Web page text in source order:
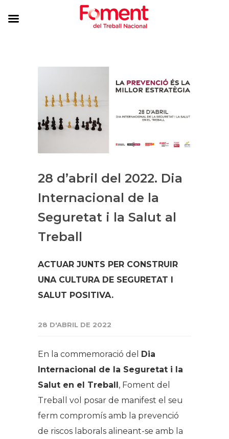
28 d’abril del 2022. Dia
Internacional de la
Seguretat i la Salut al
Treball
ACTUAR JUNTS PER CONSTRUIR
UNA CULTURA DE SEGURETAT I
SALUT POSITIVA.
28 D'ABRIL DE 2022
En la commemoració del Dia
Internacional de la Seguretat i la
Salut en el Treball, Foment del
Treball vol posar de manifest el seu
ferm compromís amb la prevenció
de riscos laborals alineant-se amb la